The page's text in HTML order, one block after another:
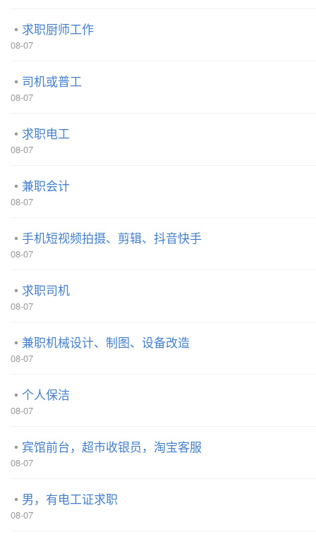
求职厨师工作
08-07
司机或普工
08-07
求职电工
08-07
兼职会计
08-07
手机短视频拍摄、剪辑、抖音快手
08-07
求职司机
08-07
兼职机械设计、制图、设备改造
08-07
个人保洁
08-07
宾馆前台，超市收银员，淘宝客服
08-07
男，有电工证求职
08-07